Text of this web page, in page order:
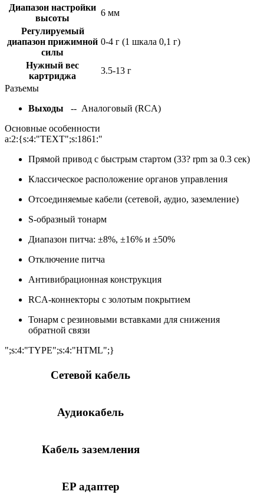
Диапазон настройки
высоты
6 мм
Регулируемый
диапазон прижимной
силы
0-4 г (1 шкала 0,1 г)
Нужный вес
картриджа
3.5-13 г
Разъемы
Выходы -- Аналоговый (RCA)
Основные особенности
a:2:{s:4:"TEXT";s:1861:"
Прямой привод с быстрым стартом (33? rpm за 0.3 сек)
Классическое расположение органов управления
Отсоединяемые кабели (сетевой, аудио, заземление)
S-образный тонарм
Диапазон питча: ±8%, ±16% и ±50%
Отключение питча
Антивибрационная конструкция
RCA-коннекторы с золотым покрытием
Тонарм с резиновыми вставками для снижения
обратной связи
";s:4:"TYPE";s:4:"HTML";}
Сетевой кабель
Аудиокабель
Кабель заземления
EP адаптер